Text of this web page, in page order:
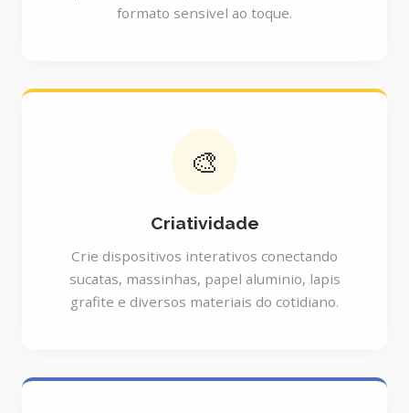
formato sensivel ao toque.
🎨
Criatividade
Crie dispositivos interativos conectando
sucatas, massinhas, papel aluminio, lapis
grafite e diversos materiais do cotidiano.